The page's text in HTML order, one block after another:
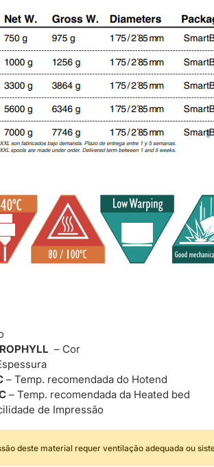
– Cor
– Temp. recomendada do Hotend
– Temp. recomendada da Heated bed
de Impressão
deste material requer ventilação adequada ou